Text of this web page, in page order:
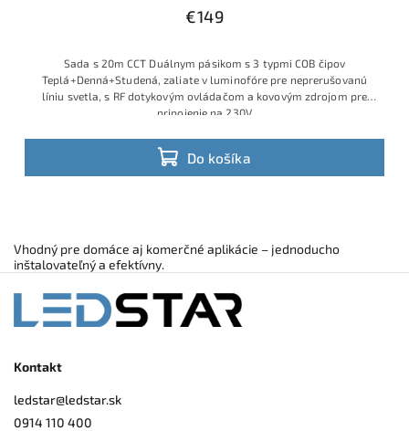
€149
Do košíka
Sada s 20m CCT Duálnym pásikom s 3 typmi COB čipov
Teplá+Denná+Studená, zaliate v luminofóre pre neprerušovanú
líniu svetla, s RF dotykovým ovládačom a kovovým zdrojom pre
pripojenie na 230V
Vhodný pre domáce aj komerčné aplikácie – jednoducho
inštalovateľný a efektívny.
Kontakt
ledstar@ledstar.sk
0914 110 400